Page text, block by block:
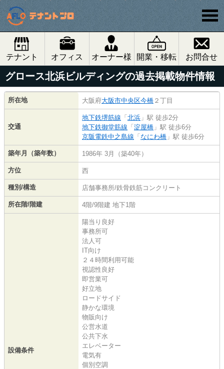
テナント オフィス オーナー様 開業・移転 お問合せ
グロース北浜ビルディングの過去掲載物件情報
所在地 大阪府大阪市中央区今橋 ２丁目
交通
地下鉄堺筋線 「北浜 」駅 徒歩2分
地下鉄御堂筋線 「淀屋橋 」駅 徒歩6分
京阪電鉄中之島線 「なにわ橋 」駅 徒歩6分
築年月（築年数） 1986年 3月（築40年）
方位 西
種別/構造 店舗事務所/鉄骨鉄筋コンクリート
所在階/階建 4階/9階建 地下1階
設備条件
陽当り良好
事務所可
法人可
IT向け
２４時間利用可能
視認性良好
即営業可
好立地
ロードサイド
静かな環境
物販向け
公営水道
公共下水
エレベーター
電気有
個別空調